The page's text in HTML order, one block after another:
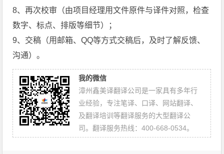
8、再次校审（由项目经理用文件原件与译件对照，检查
数字、标点、排版等细节）；
9、交稿（用邮箱、QQ等方式交稿后，及时了解反馈、
沟通）。
我的微信
漳州鑫美译翻译公司是一家具有多年行
业经验，专注笔译、口译、网站翻译、
及翻译培训等翻译服务的大型翻译公
司。翻译服务热线：400-668-0534。